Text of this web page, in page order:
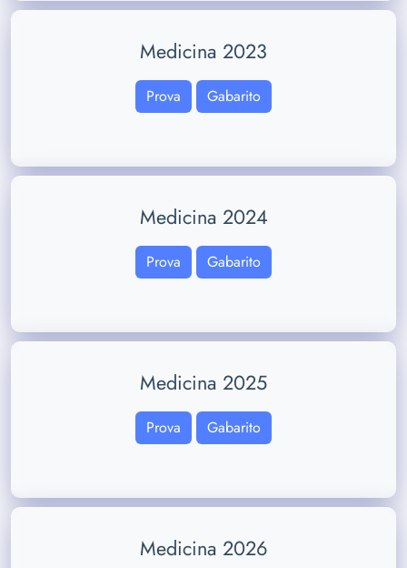
Medicina 2023
Prova Gabarito
Medicina 2024
Prova Gabarito
Medicina 2025
Prova Gabarito
Medicina 2026